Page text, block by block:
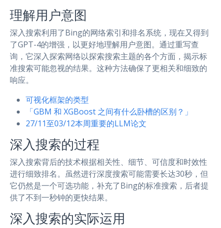
理解用户意图
深入搜索利用了Bing的网络索引和排名系统，现在又得到
了GPT-4的增强，以更好地理解用户意图。通过重写查
询，它深入探索网络以探索搜索主题的各个方面，揭示标
准搜索可能忽视的结果。这种方法确保了更相关和细致的
响应。
可视化框架的类型
「GBM 和 XGBoost 之间有什么卧槽的区别？」
27/11至03/12本周重要的LLM论文
深入搜索的过程
深入搜索背后的技术根据相关性、细节、可信度和时效性
进行细致排名。虽然进行深度搜索可能需要长达30秒，但
它仍然是一个可选功能，补充了Bing的标准搜索，后者提
供了不到一秒钟的更快结果。
深入搜索的实际运用